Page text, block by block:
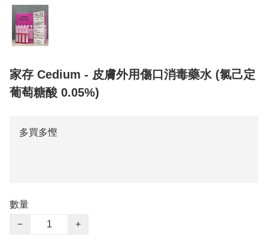
家存 Cedium - 皮膚外用傷口消毒藥水 (氯己定
葡萄糖酸 0.05%)
多買多慳
數量
−
+